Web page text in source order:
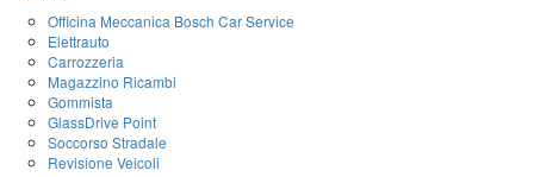
Officina Meccanica Bosch Car Service
Elettrauto
Carrozzeria
Magazzino Ricambi
Gommista
GlassDrive Point
Soccorso Stradale
Revisione Veicoli